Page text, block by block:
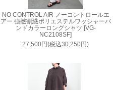
NO CONTROL AIR ノーコントロールエ
アー 強撚割繊ポリエステルワッシャーバ
ンドカラーロングシャツ [VG-
NC2108SF]
27,500円(税込30,250円)